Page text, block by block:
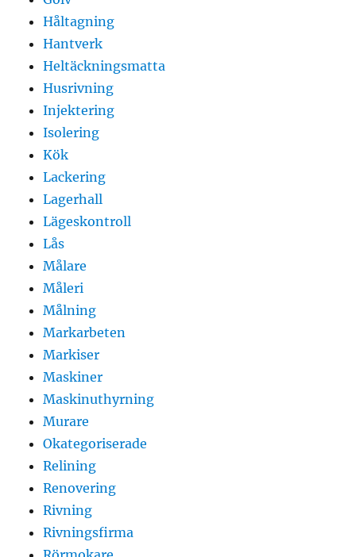
Håltagning
Hantverk
Heltäckningsmatta
Husrivning
Injektering
Isolering
Kök
Lackering
Lagerhall
Lägeskontroll
Lås
Målare
Måleri
Målning
Markarbeten
Markiser
Maskiner
Maskinuthyrning
Murare
Okategoriserade
Relining
Renovering
Rivning
Rivningsfirma